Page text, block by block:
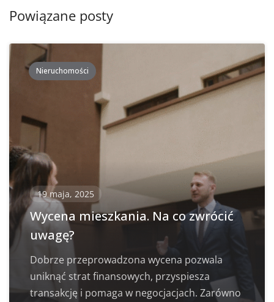
Powiązane posty
Nieruchomości
19 maja, 2025
Wycena mieszkania. Na co zwrócić
uwagę?
Dobrze przeprowadzona wycena pozwala
uniknąć strat finansowych, przyspiesza
transakcję i pomaga w negocjacjach. Zarówno